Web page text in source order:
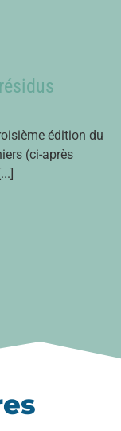
édition du
(ci-après